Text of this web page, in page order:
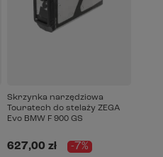
Skrzynka narzędziowa
Touratech do stelaży ZEGA
Evo BMW F 900 GS
627,00 zł -7%